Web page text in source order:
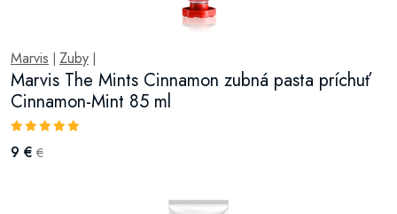
Marvis Zuby
Marvis The Mints Cinnamon zubná pasta príchuť
Cinnamon-Mint 85 ml
9 € €